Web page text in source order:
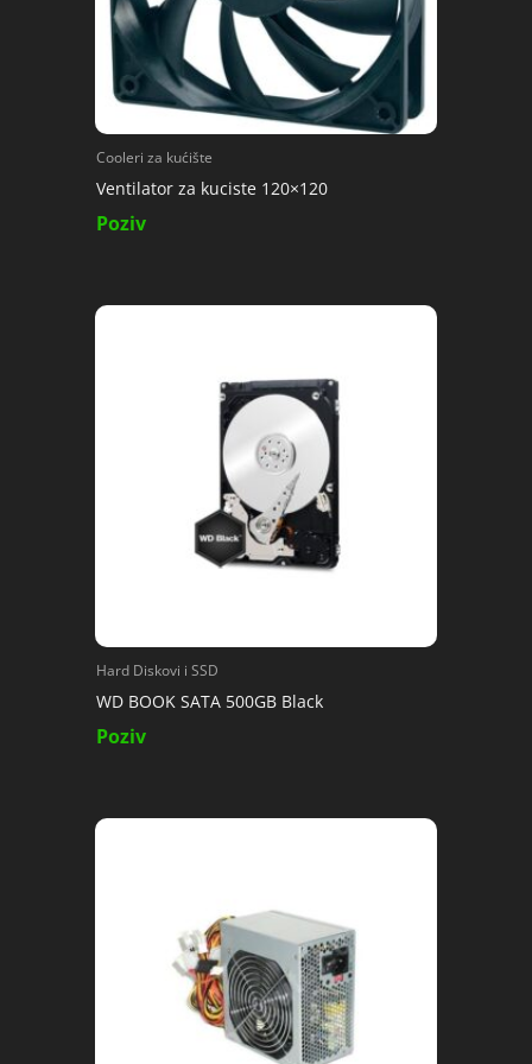
Cooleri za kućište
Ventilator za kuciste 120×120
Poziv
Hard Diskovi i SSD
WD BOOK SATA 500GB Black
Poziv